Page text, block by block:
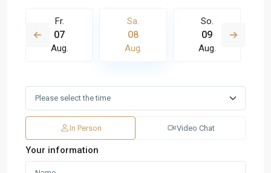
Fr.
07
Aug.
Sa.
08
Aug.
So.
09
Aug.
In Person Video Chat
Your information